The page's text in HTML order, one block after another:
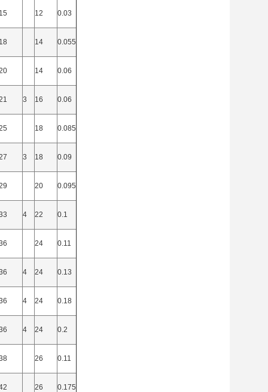
15 12 0.03
18 14 0.055
14 0.06
3 16 0.06
18 0.085
3 18 0.09
20 0.095
4 22 0.1
24 0.11
4 24 0.13
4 24 0.18
4 24 0.2
26 0.11
26 0.175